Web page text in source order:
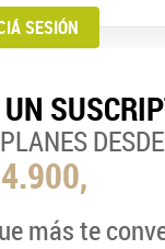
DESDE
más te